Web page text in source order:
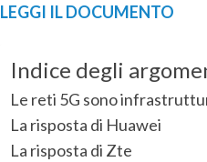
LEGGI IL DOCUMENTO
Indice degli
Le reti 5G sono
La risposta di Huawei
La risposta di Zte